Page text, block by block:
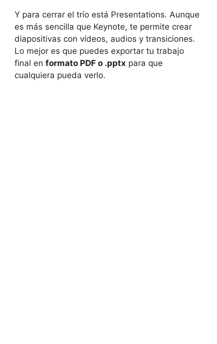
Y para cerrar el trío está Presentations. Aunque
es más sencilla que Keynote, te permite crear
diapositivas con vídeos, audios y transiciones.
Lo mejor es que puedes exportar tu trabajo
final en formato PDF o .pptx para que
cualquiera pueda verlo.